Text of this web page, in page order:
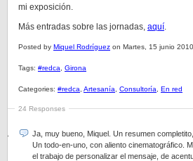
mi exposición.
Más entradas sobre las jornadas, aquí.
Posted by Miquel Rodríguez on Martes, 15 junio 2010.
Tags: #redca Girona
Categories: #redca Artesanía Consultoría En red
24 Responses
Ja, muy bueno, Miquel. Un resumen
Un todo-en-uno, con aliento cinematográfico.
el trabajo de personalizar el mensaje, de